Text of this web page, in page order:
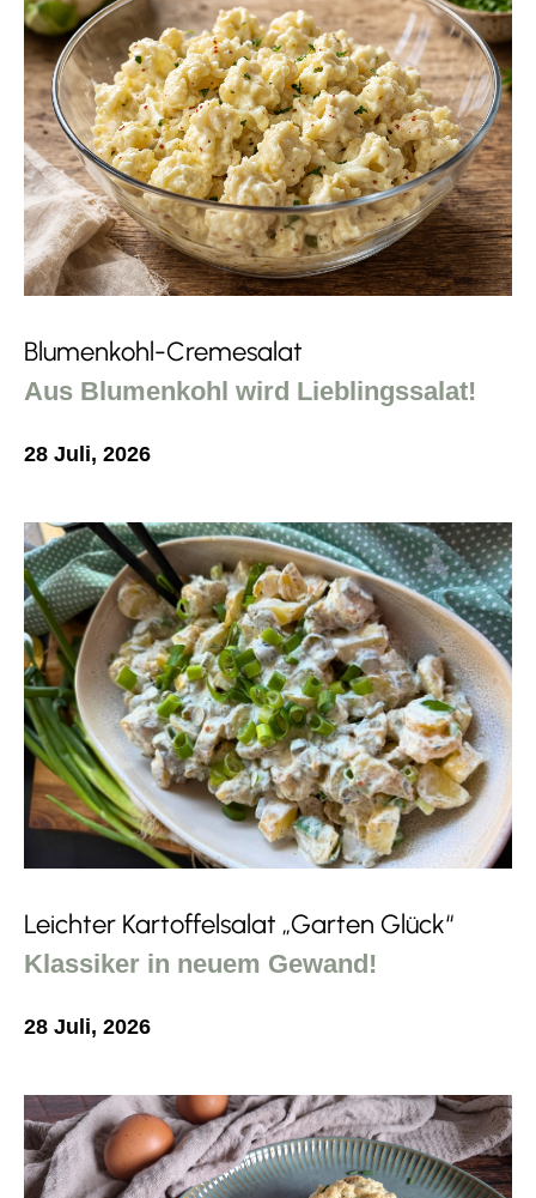
Blumenkohl-Cremesalat
Aus Blumenkohl wird Lieblingssalat!
28 Juli, 2026
Leichter Kartoffelsalat „Garten Glück“
Klassiker in neuem Gewand!
28 Juli, 2026